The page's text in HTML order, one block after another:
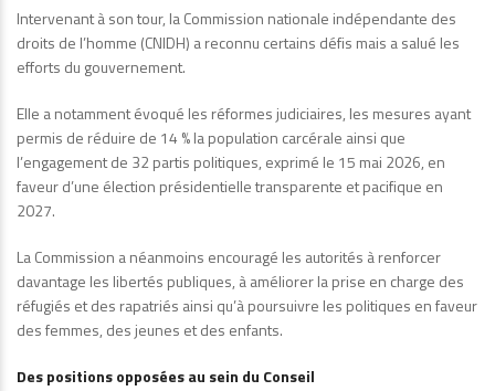
Intervenant à son tour, la Commission nationale indépendante des
droits de l’homme (CNIDH) a reconnu certains défis mais a salué les
efforts du gouvernement.
Elle a notamment évoqué les réformes judiciaires, les mesures ayant
permis de réduire de 14 % la population carcérale ainsi que
l’engagement de 32 partis politiques, exprimé le 15 mai 2026, en
faveur d’une élection présidentielle transparente et pacifique en
2027.
La Commission a néanmoins encouragé les autorités à renforcer
davantage les libertés publiques, à améliorer la prise en charge des
réfugiés et des rapatriés ainsi qu’à poursuivre les politiques en faveur
des femmes, des jeunes et des enfants.
Des positions opposées au sein du Conseil